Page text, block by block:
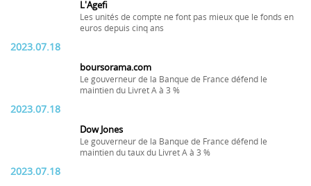
L'Agefi
Les unités de compte ne font pas mieux que le fonds en
euros depuis cinq ans
2023.07.18
boursorama.com
Le gouverneur de la Banque de France défend le
maintien du Livret A à 3 %
2023.07.18
Dow Jones
Le gouverneur de la Banque de France défend le
maintien du taux du Livret A à 3 %
2023.07.18